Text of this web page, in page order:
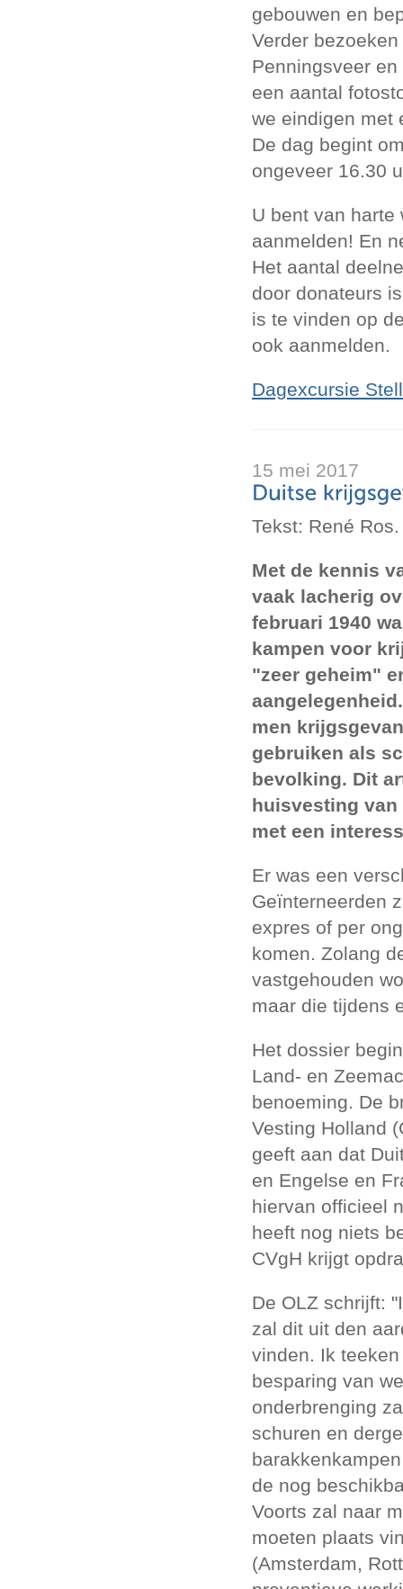
gebouwen en
Verder
Penningsveer
een aantal
we eindigen met
De dag begint
ongeveer 16.30
U bent van
aanmelden! En
Het aantal
door donateurs
is te vinden op
ook aanmelden.
Dagexcursie
15 mei 2017
Tekst: René Ros.
Met de kennis
vaak lacherig
februari 1940
kampen voor
"zeer geheim"
men
gebruiken als
bevolking. Dit
huisvesting
met een
Er was een
Geïnterneerden
expres of per
komen. Zolang
vastgehouden
maar die tijdens
Het dossier
Land- en
benoeming. De
Vesting Holland
geeft aan dat
en Engelse en
hiervan officieel
heeft nog niets
CVgH krijgt
De OLZ schrijft:
zal dit uit den
vinden. Ik
besparing van
onderbrenging
schuren en
de nog
Voorts zal naar
moeten plaats
(Amsterdam,